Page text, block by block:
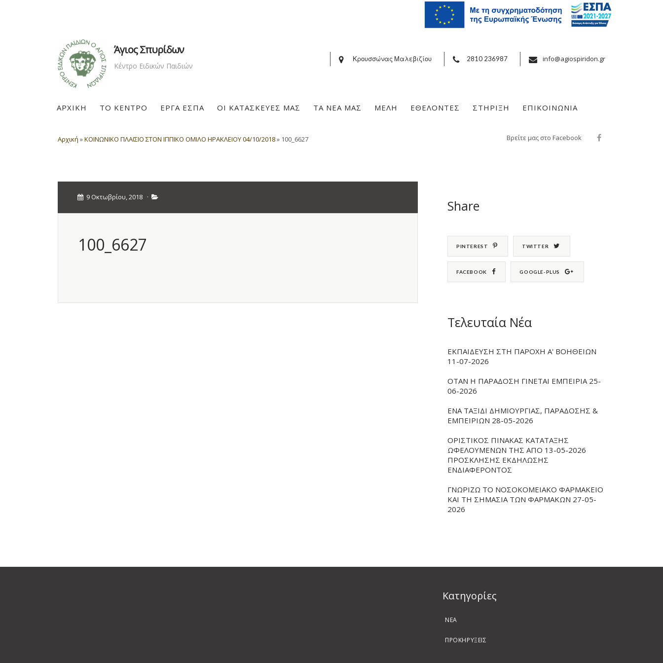
Άγιος Σπυρίδων
Κέντρο Ειδικών Παιδιών
Κρουσσώνας Μαλεβιζίου 2810 236987 info@agiospiridon.gr
ΑΡΧΙΚΗ ΤΟ ΚΕΝΤΡΟ ΕΡΓΑ ΕΣΠΑ ΟΙ ΚΑΤΑΣΚΕΥΕΣ ΜΑΣ ΤΑ ΝΕΑ ΜΑΣ ΜΕΛΗ ΕΘΕΛΟΝΤΕΣ ΣΤΗΡΙΞΗ ΕΠΙΚΟΙΝΩΝΙΑ
Αρχική »ΚΟΙΝΩΝΙΚΟ ΠΛΑΙΣΙΟ ΣΤΟΝ ΙΠΠΙΚΟ ΟΜΙΛΟ ΗΡΑΚΛΕΙΟΥ 04/10/2018» 100_6627 Βρείτε μας στο Facebook
9 Οκτωβρίου, 2018 ·
100_6627
Share
PINTEREST TWITTER
FACEBOOK GOOGLE-PLUS
Τελευταία Νέα
ΕΚΠΑΙΔΕΥΣΗ ΣΤΗ ΠΑΡΟΧΗ Α' ΒΟΗΘΕΙΩΝ
11-07-2026
ΟΤΑΝ Η ΠΑΡΑΔΟΣΗ ΓΙΝΕΤΑΙ ΕΜΠΕΙΡΙΑ 25-
06-2026
ΕΝΑ ΤΑΞΙΔΙ ΔΗΜΙΟΥΡΓΙΑΣ, ΠΑΡΑΔΟΣΗΣ &
ΕΜΠΕΙΡΙΩΝ 28-05-2026
ΟΡΙΣΤΙΚΟΣ ΠΙΝΑΚΑΣ ΚΑΤΑΤΑΞΗΣ
ΩΦΕΛΟΥΜΕΝΩΝ ΤΗΣ ΑΠΟ 13-05-2026
ΠΡΟΣΚΛΗΣΗΣ ΕΚΔΗΛΩΣΗΣ
ΕΝΔΙΑΦΕΡΟΝΤΟΣ
ΓΝΩΡΙΖΩ ΤΟ ΝΟΣΟΚΟΜΕΙΑΚΟ ΦΑΡΜΑΚΕΙΟ
ΚΑΙ ΤΗ ΣΗΜΑΣΙΑ ΤΩΝ ΦΑΡΜΑΚΩΝ 27-05-
2026
Kατηγορίες
ΝΕΑ
ΠΡΟΚΗΡΥΞΕΙΣ